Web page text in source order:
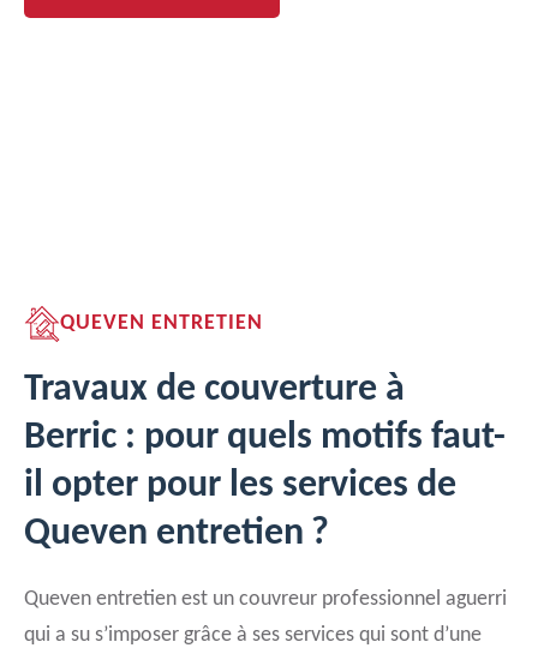
QUEVEN ENTRETIEN
Travaux de couverture à
Berric : pour quels motifs faut-
il opter pour les services de
Queven entretien ?
Queven entretien est un couvreur professionnel aguerri
qui a su s’imposer grâce à ses services qui sont d’une